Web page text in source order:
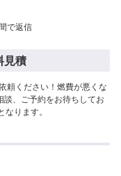
で返信
見積
頼ください！燃費が悪くな
談、ご予約をお待ちしてお
ります。